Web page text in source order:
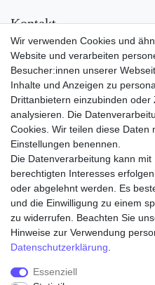
Wir verwenden Cookies und
Website und verarbeiten
Besucher:innen unserer
Inhalte und Anzeigen zu
Drittanbietern einzubinden
analysieren. Die
Cookies. Wir teilen diese Daten
Einstellungen benennen.
Die Datenverarbeitung kann
berechtigten Interesses
oder abgelehnt werden. Es
und die Einwilligung zu einem
zu widerrufen. Beachten Sie
Hinweise zur Verwendung
Daten­schutz­erklärung
Essenziell
Kontakt
Versand
Zahlungsarten